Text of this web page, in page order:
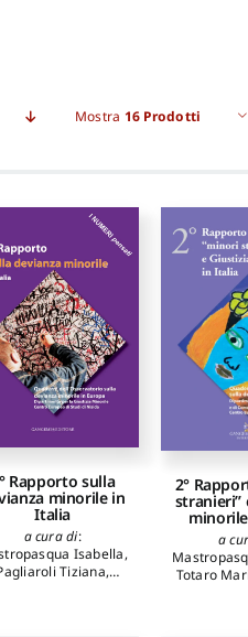
Mostra 16 Prodotti
Rapporto sulla
minorile in
Italia
a cura di:
Isabella,
Tiziana,
2°
stranieri”
a
Totaro